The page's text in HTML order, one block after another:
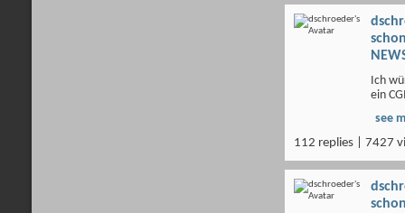
Ich
ein
see
112 replies | 7427